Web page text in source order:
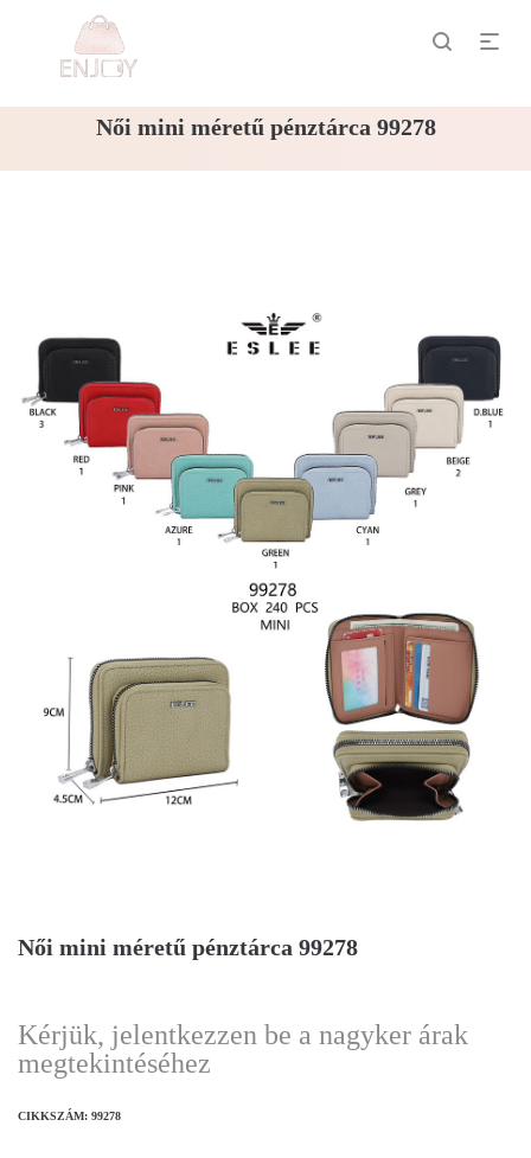
Női mini méretű pénztárca 99278
Női mini méretű pénztárca 99278
Kérjük, jelentkezzen be a nagyker árak
megtekintéséhez
CIKKSZÁM: 99278